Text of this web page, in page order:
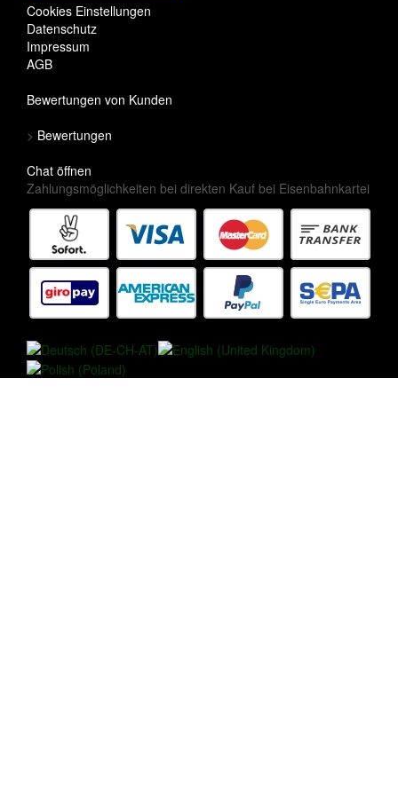
Cookies Einstellungen
Datenschutz
Impressum
AGB
Bewertungen von Kunden
> Bewertungen
Chat öffnen
Zahlungsmöglichkeiten bei direkten Kauf bei Eisenbahnkartei